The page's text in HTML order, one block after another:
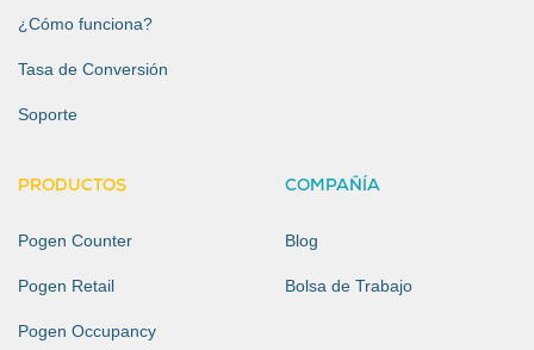
¿Cómo funciona?
Tasa de Conversión
Soporte
PRODUCTOS
Pogen Counter
Pogen Retail
Pogen Occupancy
COMPAÑÍA
Blog
Bolsa de Trabajo